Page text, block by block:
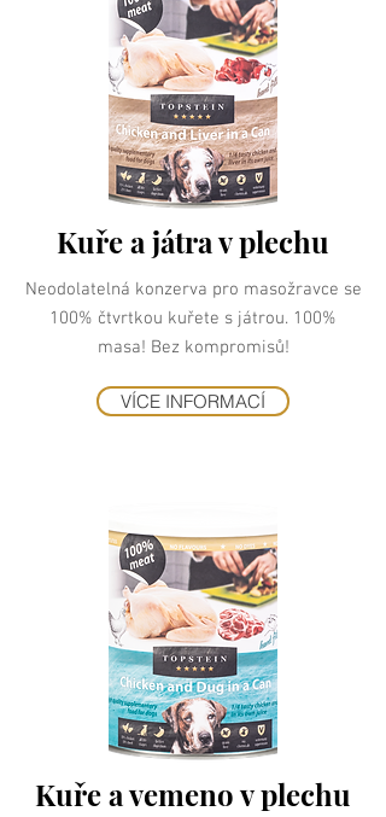
Kuře a játra v plechu
Neodolatelná konzerva pro masožravce se
100% čtvrtkou kuřete s játrou. 100%
masa! Bez kompromisů!
VÍCE INFORMACÍ
Kuře a vemeno v plechu